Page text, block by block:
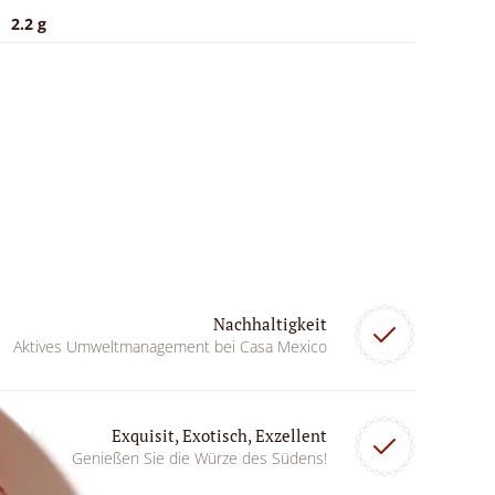
2.2 g
Nachhaltigkeit
Aktives Umweltmanagement bei Casa Mexico
Exquisit, Exotisch, Exzellent
Genießen Sie die Würze des Südens!